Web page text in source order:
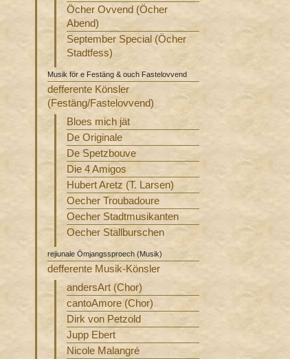
Öcher Ovvend (Öcher
Abend)
September Special (Öcher
Stadtfess)
Musik för e Festäng & ouch Fastelovvend
defferente Könsler
(Festäng/Fastelovvend)
Bloes mich jät
De Originale
De Spetzbouve
Die 4 Amigos
Hubert Aretz (T. Larsen)
Oecher Troubadoure
Oecher Stadtmusikanten
Oecher Stallburschen
rejiunale Ömjangssproech (Musik)
defferente Musik-Könsler
andersArt (Chor)
cantoAmore (Chor)
Dirk von Petzold
Jupp Ebert
Nicole Malangré